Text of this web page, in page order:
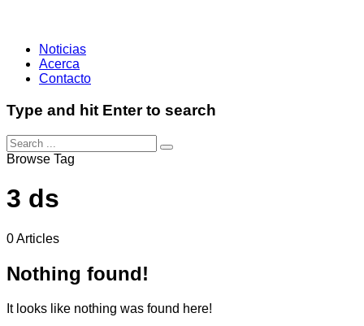
Noticias
Acerca
Contacto
Type and hit Enter to search
Browse Tag
3 ds
0 Articles
Nothing found!
It looks like nothing was found here!